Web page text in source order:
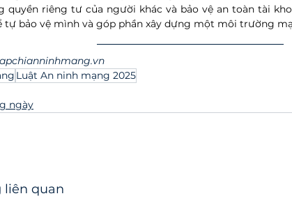
quyền riêng tư của người khác và bảo vệ an toàn tài
tự bảo vệ mình và góp phần xây dựng một môi trường
Luật An ninh mạng 2025
ngày
liên quan